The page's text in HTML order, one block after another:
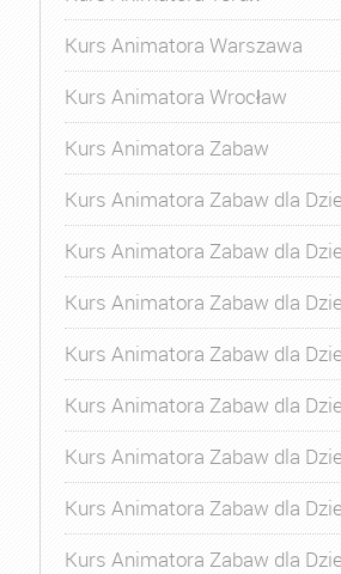
Kurs Animatora Warszawa
Kurs Animatora Wrocław
Kurs Animatora Zabaw
Kurs Animatora Zabaw dla
Kurs Animatora Zabaw dla
Kurs Animatora Zabaw dla
Kurs Animatora Zabaw dla
Kurs Animatora Zabaw dla
Kurs Animatora Zabaw dla
Kurs Animatora Zabaw dla
Kurs Animatora Zabaw dla